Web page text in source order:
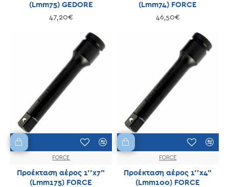
(Lmm75) GEDORE
47,20€
(Lmm74) FORCE
46,50€
FORCE
Προέκταση αέρος 1''x7"
(Lmm175) FORCE
FORCE
Προέκταση αέρος 1''x4"
(Lmm100) FORCE